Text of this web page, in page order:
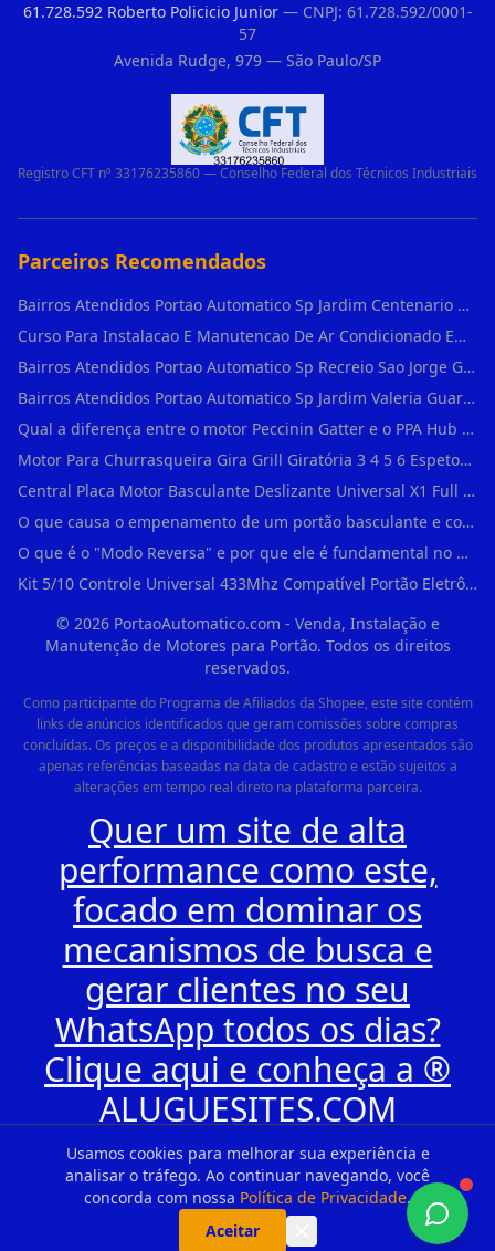
Usamos cookies para melhorar sua experiência e
analisar o tráfego. Ao continuar navegando, você
concorda com nossa Política de Privacidade.
Aceitar
61.728.592 Roberto Policicio Junior— CNPJ: 61.728.592/0001-
57
Avenida Rudge, 979 — São Paulo/SP
Registro CFT nº 33176235860 — Conselho Federal dos Técnicos Industriais
Parceiros Recomendados
Bairros Atendidos Portao Automatico Sp Jardim Centenario Guarulhos Sp Motor Para Portao Automatico Eletronico
Curso Para Instalacao E Manutencao De Ar Condicionado Em Sao Paulo
Bairros Atendidos Portao Automatico Sp Recreio Sao Jorge Guarulhos Sp Motor Para Portao Automatico Eletronico
Bairros Atendidos Portao Automatico Sp Jardim Valeria Guarulhos Sp Motor Para Portao Automatico Eletronico
Qual a diferença entre o motor Peccinin Gatter e o PPA Hub em Vila Romana?
Motor Para Churrasqueira Gira Grill Giratória 3 4 5 6 Espetos Gme Maxtorque Bivo em Cidade Dutra
Central Placa Motor Basculante Deslizante Universal X1 Full Range 433mhz em Vila Prudente
O que causa o empenamento de um portão basculante e como evitar em Campo Belo?
O que é o "Modo Reversa" e por que ele é fundamental no dia a dia em Itapevi?
Kit 5/10 Controle Universal 433Mhz Compatível Portão Eletrônico Garagem Residenc em Pinheiros
© 2026PortaoAutomatico.com - Venda, Instalação e
Manutenção de Motores para Portão. Todos os direitos
reservados.
Como participante do Programa de Afiliados da Shopee, este site contém
links de anúncios identificados que geram comissões sobre compras
concluídas. Os preços e a disponibilidade dos produtos apresentados são
apenas referências baseadas na data de cadastro e estão sujeitos a
alterações em tempo real direto na plataforma parceira.
Quer um site de alta
performance como este,
focado em dominar os
mecanismos de busca e
gerar clientes no seu
WhatsApp todos os dias?
Clique aqui e conheça a ®
ALUGUESITES.COM